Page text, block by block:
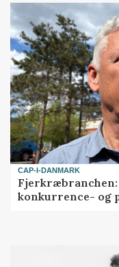
CAP-I-DANMARK
konkurrence- og